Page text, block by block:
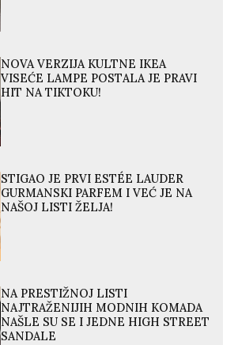
NOVA VERZIJA KULTNE IKEA
VISEĆE LAMPE POSTALA JE PRAVI
HIT NA TIKTOKU!
STIGAO JE PRVI ESTÉE LAUDER
GURMANSKI PARFEM I VEĆ JE NA
NAŠOJ LISTI ŽELJA!
NA PRESTIŽNOJ LISTI
NAJTRAŽENIJIH MODNIH KOMADA
NAŠLE SU SE I JEDNE HIGH STREET
SANDALE